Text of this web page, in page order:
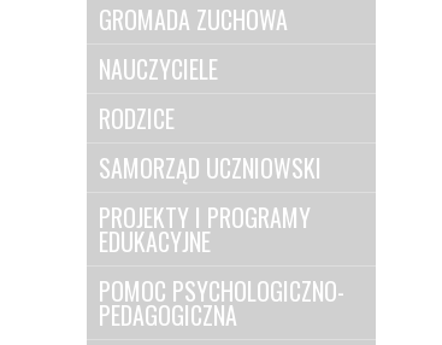
GROMADA ZUCHOWA
NAUCZYCIELE
RODZICE
SAMORZĄD UCZNIOWSKI
PROJEKTY I PROGRAMY
EDUKACYJNE
POMOC PSYCHOLOGICZNO-
PEDAGOGICZNA